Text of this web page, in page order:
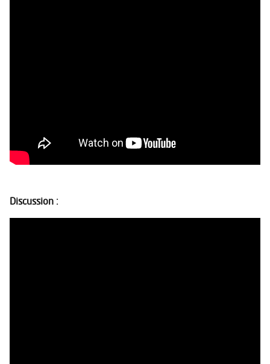
Discussion :